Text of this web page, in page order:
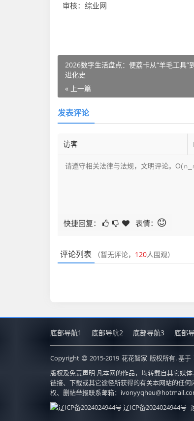
审核：综业网
2026数字生活盘点：便荔卡从“羊毛工具”
进化史
« 上一篇
发表评论
快捷回复： 表情：
评论列表 （暂无评论， 120人围观）
底部导航1 底部导航2 底部导航3 底部
Copyright 2015-2019 花花智家 版权所有. 基于
版权及免责声明 凡本网的作品，均转载自其它媒
链接、下载或其它途径所获得的有关本网站的任
权、删帖举报联系邮箱：
辽ICP备2024024944号